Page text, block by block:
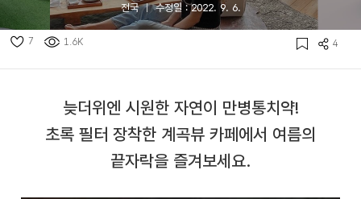
전국 수정일 : 2022. 9. 6.
7 1.6K 4
늦더위엔 시원한 자연이 만병통치약!
초록 필터 장착한 계곡뷰 카페에서 여름의
끝자락을 즐겨보세요.